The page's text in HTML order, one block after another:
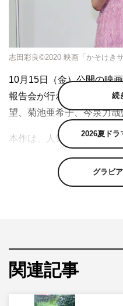
志田彩良©2020 映画「かそけき
10月15日（金）公開の映
報告会が行われ、志田彩
望、菊池亜希子、今泉力
本作は、人気作家・窪美
を得なかった高校生の葛
はたどり着かないような
本作の映画化を希望してい
んでいて、そこにある家
続
2026夏ドラ
グラビ
関連記事